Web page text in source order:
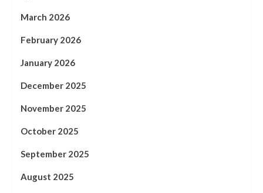
March 2026
February 2026
January 2026
December 2025
November 2025
October 2025
September 2025
August 2025